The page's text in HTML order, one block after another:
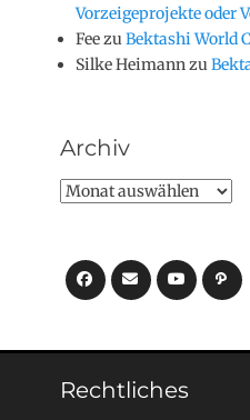
Vorzeigeprojekte oder
FeezuBektashi World
Silke Heimannzu
Archiv
Archiv
Facebook
E-
Mail
Rechtliches